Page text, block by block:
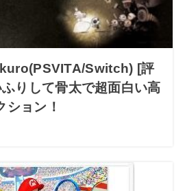
Switch) [評
りして骨太で超面白い高
ション！